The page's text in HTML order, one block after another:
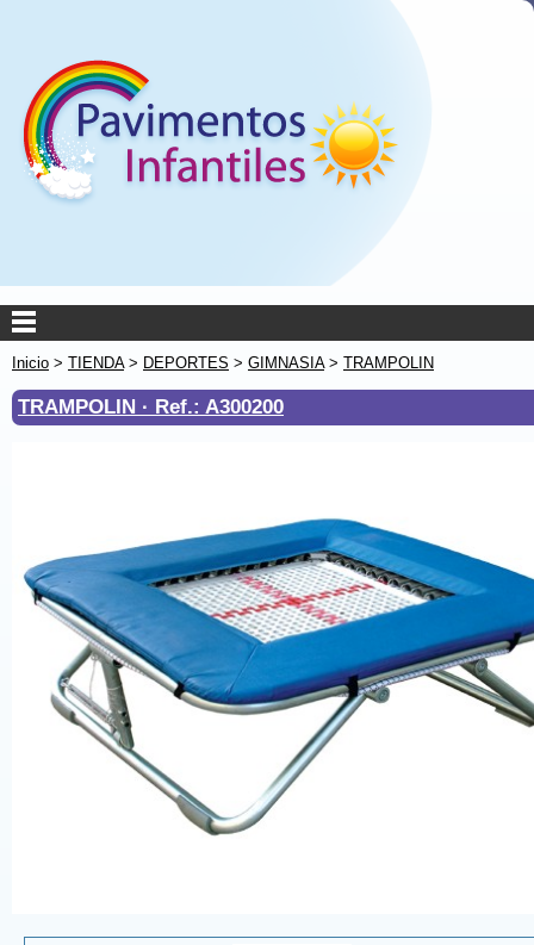
Inicio > TIENDA> DEPORTES > GIMNASIA> TRAMPOLIN
TRAMPOLIN · Ref.: A300200